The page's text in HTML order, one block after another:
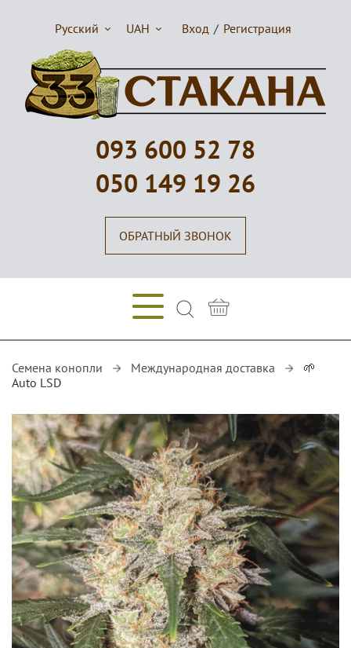
093 600 52 78
050 149 19 26
ОБРАТНЫЙ ЗВОНОК
Русский UAH Вход / Регистрация
Семена конопли Международная доставка
🌱
Auto LSD